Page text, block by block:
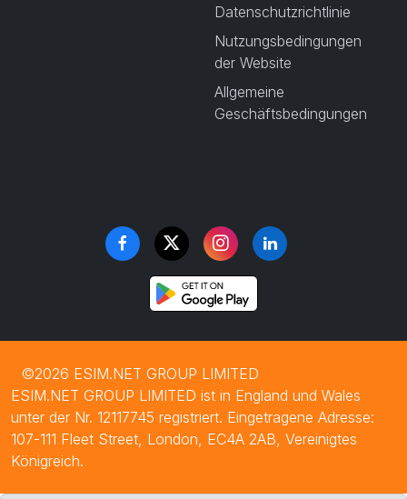
Datenschutzrichtlinie
Nutzungsbedingungen
der Website
Allgemeine
Geschäftsbedingungen
©2026 ESIM.NET GROUP LIMITED
ESIM.NET GROUP LIMITED ist in England und Wales
unter der Nr. 12117745 registriert. Eingetragene Adresse:
107-111 Fleet Street, London, EC4A 2AB, Vereinigtes
Königreich.